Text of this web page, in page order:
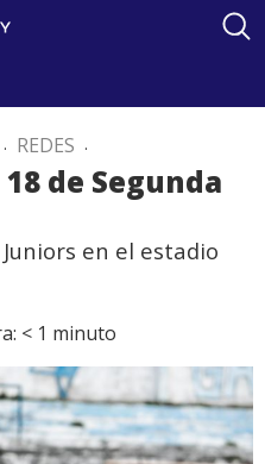
. REDES .
de Segunda
en el estadio
< 1 minuto